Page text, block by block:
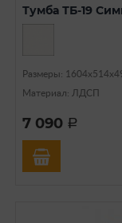
Тумба ТБ-19
Размеры:
Материал: ЛДСП
7 090 a